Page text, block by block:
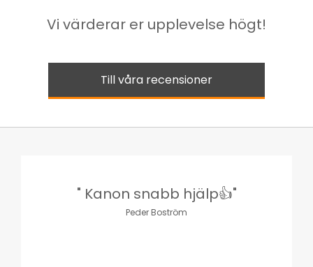
Vi värderar er upplevelse högt!
Till våra recensioner
" Kanon snabb hjälp👍"
Peder Boström